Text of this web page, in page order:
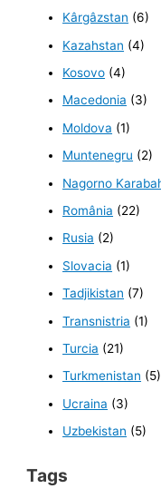
Kârgâzstan (6)
Kazahstan (4)
Kosovo (4)
Macedonia (3)
Moldova (1)
Muntenegru (2)
Nagorno
România (22)
Rusia (2)
Slovacia (1)
Tadjikistan (7)
Transnistria (1)
Turcia (21)
Turkmenistan (5)
Ucraina (3)
Uzbekistan (5)
Tags